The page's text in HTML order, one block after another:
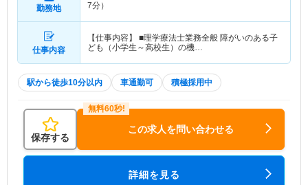
勤務地
7分）
仕事内容
【仕事内容】 ■理学療法士業務全般 障がいのある子
ども（小学生～高校生）の機…
駅から徒歩10分以内 車通勤可 積極採用中
保存する
この求人を問い合わせる
詳細を見る